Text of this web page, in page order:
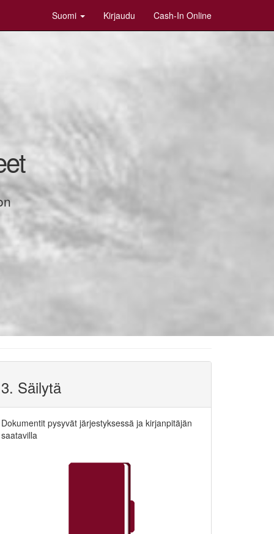
Suomi Kirjaudu Cash-In Online
3. Säilytä
Dokumentit pysyvät järjestyksessä ja kirjanpitäjän
saatavilla